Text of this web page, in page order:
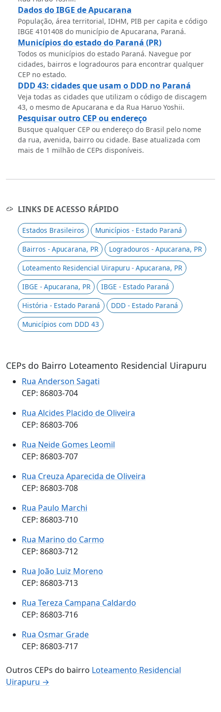
Dados do IBGE de Apucarana
População, área territorial, IDHM, PIB per capita e código
IBGE 4101408 do município de Apucarana, Paraná.
Municípios do estado do Paraná (PR)
Todos os municípios do estado Paraná. Navegue por
cidades, bairros e logradouros para encontrar qualquer
CEP no estado.
DDD 43: cidades que usam o DDD no Paraná
Veja todas as cidades que utilizam o código de discagem
43, o mesmo de Apucarana e da Rua Haruo Yoshii.
Pesquisar outro CEP ou endereço
Busque qualquer CEP ou endereço do Brasil pelo nome
da rua, avenida, bairro ou cidade. Base atualizada com
mais de 1 milhão de CEPs disponíveis.
LINKS DE ACESSO RÁPIDO
Estados Brasileiros
Municípios - Estado Paraná
Bairros - Apucarana, PR
Logradouros - Apucarana, PR
Loteamento Residencial Uirapuru - Apucarana, PR
IBGE - Apucarana, PR
IBGE - Estado Paraná
História - Estado Paraná
DDD - Estado Paraná
Municípios com DDD 43
CEPs do Bairro Loteamento Residencial Uirapuru
Rua Anderson Sagati
CEP: 86803-704
Rua Alcides Placido de Oliveira
CEP: 86803-706
Rua Neide Gomes Leomil
CEP: 86803-707
Rua Creuza Aparecida de Oliveira
CEP: 86803-708
Rua Paulo Marchi
CEP: 86803-710
Rua Marino do Carmo
CEP: 86803-712
Rua João Luiz Moreno
CEP: 86803-713
Rua Tereza Campana Caldardo
CEP: 86803-716
Rua Osmar Grade
CEP: 86803-717
Outros CEPs do bairro Loteamento Residencial
Uirapuru →